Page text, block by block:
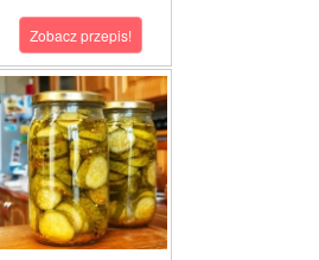
Zobacz przepis!